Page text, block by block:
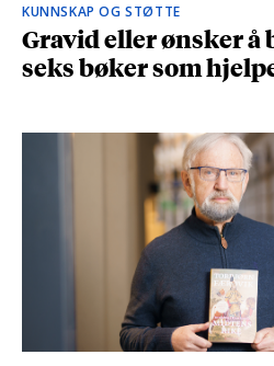
KUNNSKAP OG STØTTE
Gravid eller ønsker å
seks bøker som